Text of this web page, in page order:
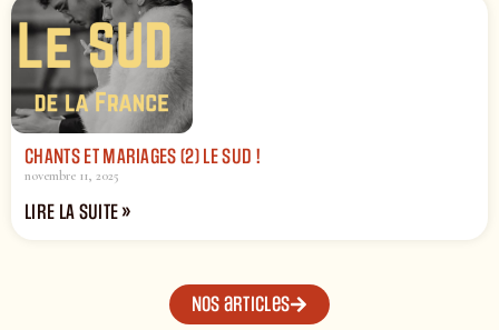
CHANTS ET MARIAGES (2) LE SUD !
novembre 11, 2025
LIRE LA SUITE »
Nos articles